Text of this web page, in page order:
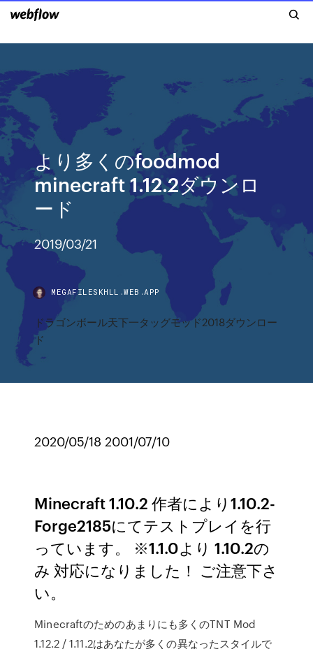
より多くのfoodmod
minecraft 1.12.2ダウンロ
ード
2019/03/21
MEGAFILESKHLL.WEB.APP
ドラゴンボール天下一タッグモッド2018ダウンロー
ド
2020/05/18 2001/07/10
Minecraft 1.10.2 作者により1.10.2-
Forge2185にてテストプレイを行
っています。 ※1.1.0より 1.10.2の
み 対応になりました！ ご注意下さ
い。
Minecraftのためのあまりにも多くのTNT Mod
1.12.2 / 1.11.2はあなたが多くの異なったスタイルで